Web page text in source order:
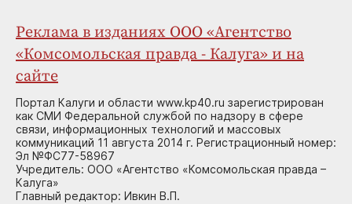
Реклама в изданиях ООО «Агентство
«Комсомольская правда - Калуга» и на
сайте
Портал Калуги и области www.kp40.ru зарегистрирован
как СМИ Федеральной службой по надзору в сфере
связи, информационных технологий и массовых
коммуникаций 11 августа 2014 г. Регистрационный номер:
Эл №ФС77-58967
Учредитель: ООО «Агентство «Комсомольская правда –
Калуга»
Главный редактор: Ивкин В.П.